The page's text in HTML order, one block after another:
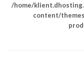
/home/
content/